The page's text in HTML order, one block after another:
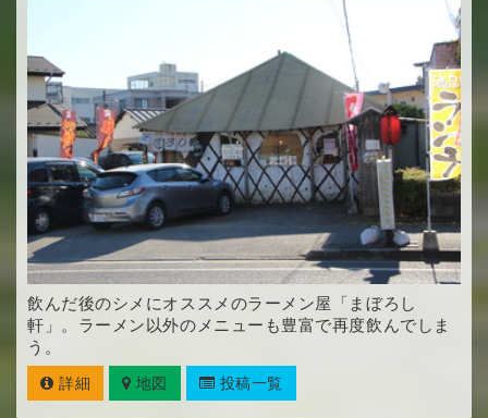
飲んだ後のシメにオススメのラーメン屋「まぼろし
軒」。ラーメン以外のメニューも豊富で再度飲んでしま
う。
詳細 地図 投稿一覧